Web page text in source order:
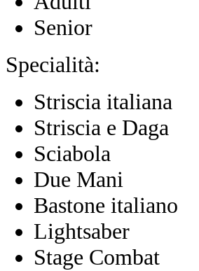
Senior
Specialità:
Striscia italiana
Striscia e Daga
Sciabola
Due Mani
Bastone italiano
Lightsaber
Stage Combat